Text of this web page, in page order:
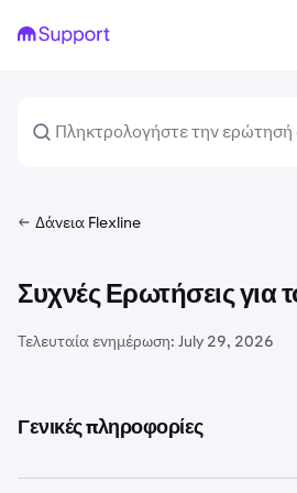
Δάνεια Flexline
Συχνές Ερωτήσεις για
Τελευταία ενημέρωση: July 29, 2026
Γενικές πληροφορίες